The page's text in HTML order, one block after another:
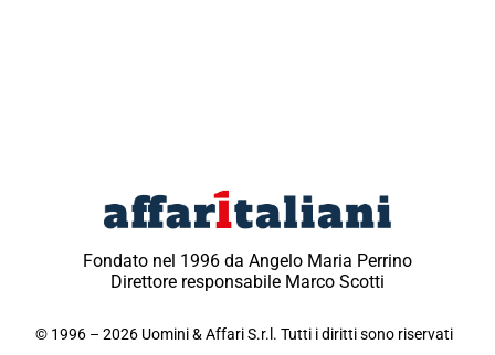
Fondato nel 1996 da Angelo Maria Perrino
Direttore responsabile Marco Scotti
© 1996 – 2026 Uomini & Affari S.r.l. Tutti i diritti sono riservati